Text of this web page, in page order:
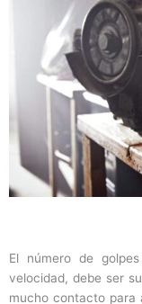
El número de
velocidad, debe ser
mucho contacto para